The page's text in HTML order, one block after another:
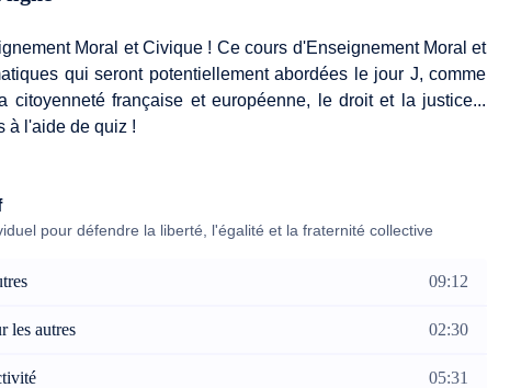
Moral et Civique ! Ce cours d'Enseignement Moral et
qui seront potentiellement abordées le jour J, comme
citoyenneté française et européenne, le droit et la justice...
à l'aide de quiz !
pour défendre la liberté, l'égalité et la fraternité collective
09:12
les autres 02:30
05:31